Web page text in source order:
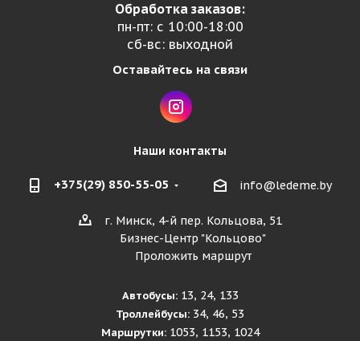
Обработка заказов:
пн-пт: с 10:00-18:00
сб-вс: выходной
Оставайтесь на связи
Наши контакты
+375(29) 850-55-05 info@ledeme.by
г. Минск, 4-й пер. Кольцова, 51
Бизнес-Центр "Кольцово"
Проложить маршрут
Автобусы:13, 24, 133
Троллейбусы: 34, 46, 53
Маршрутки:1053, 1153, 1024